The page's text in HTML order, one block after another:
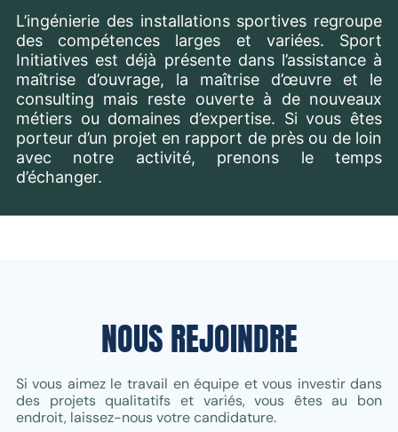
L’ingénierie des installations sportives regroupe
des compétences larges et variées. Sport
Initiatives est déjà présente dans l’assistance à
maîtrise d’ouvrage, la maîtrise d’œuvre et le
consulting mais reste ouverte à de nouveaux
métiers ou domaines d’expertise. Si vous êtes
porteur d’un projet en rapport de près ou de loin
avec notre activité, prenons le temps
d’échanger.
NOUS REJOINDRE
Si vous aimez le travail en équipe et vous investir dans
des projets qualitatifs et variés, vous êtes au bon
endroit, laissez-nous votre candidature.